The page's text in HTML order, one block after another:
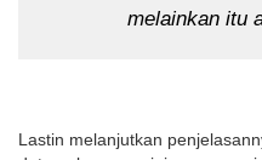
melainkan itu
Lastin melanjutkan